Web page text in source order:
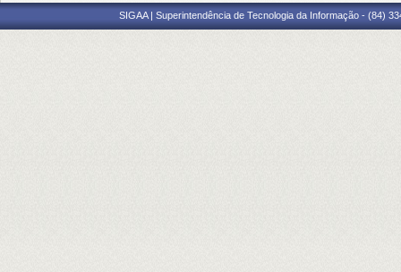
SIGAA | Superintendência de Tecnologia da Informação - (84)